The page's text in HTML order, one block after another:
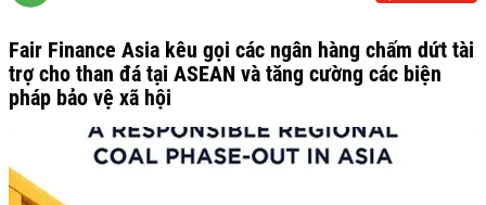
Fair Finance Asia kêu gọi các ngân hàng chấm dứt tài
trợ cho than đá tại ASEAN và tăng cường các biện
pháp bảo vệ xã hội